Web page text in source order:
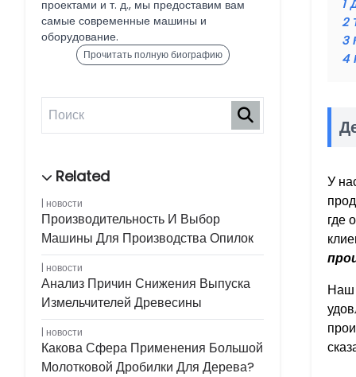
проектами и т. д., мы предоставим вам
самые современные машины и
оборудование.
Прочитать полную биографию
новости
Производительность И Выбор
Машины Для Производства Опилок
новости
Анализ Причин Снижения Выпуска
Измельчителей Древесины
новости
Какова Сфера Применения Большой
Молотковой Дробилки Для Дерева?
1
2
3
4
У
где
Наш